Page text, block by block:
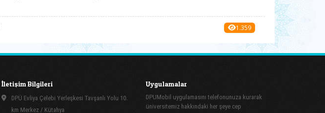
1.359
İletişim Bilgileri
DPÜ Evliya Çelebi Yerleşkesi Tavşanlı Yolu 10.
km Merkez / Kütahya
Uygulamalar
DPUMobil uygulamasını telefonunuza kurarak
üniversitemiz hakkındaki her şeye cep